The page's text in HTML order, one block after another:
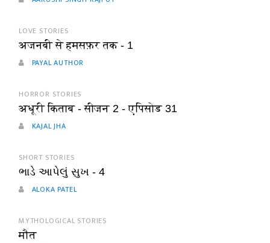
LOVE STORIES
अजनबी से हमसफ़र तक - 1
PAYAL AUTHOR
HORROR STORIES
अधूरी किताब - सीजन 2 - एपिसोड 31
KAJAL JHA
SHORT STORIES
ભાડે આપેલું સુખ - 4
ALOKA PATEL
MYTHOLOGICAL STORIES
मौत